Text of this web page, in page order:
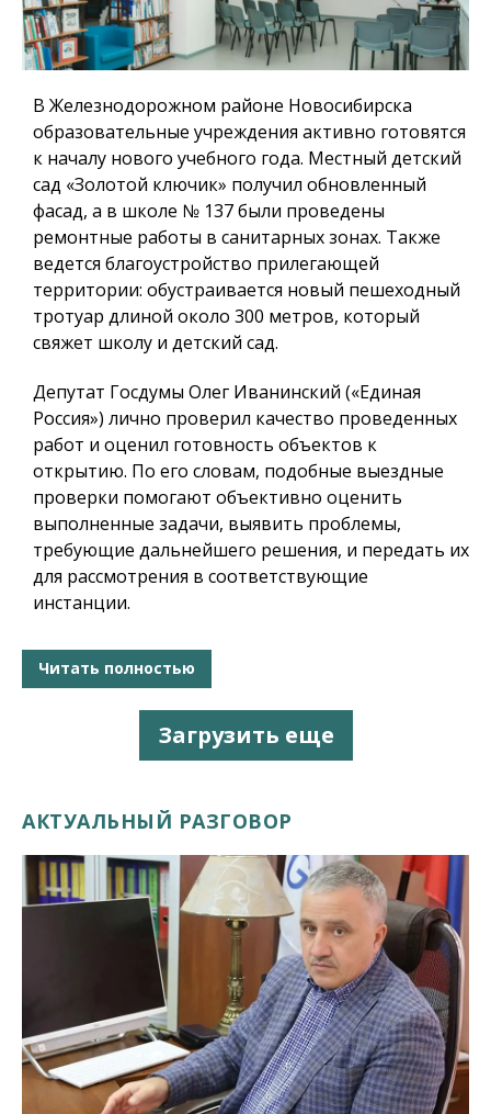
В Железнодорожном районе Новосибирска
образовательные учреждения активно готовятся
к началу нового учебного года. Местный детский
сад «Золотой ключик» получил обновленный
фасад, а в школе № 137 были проведены
ремонтные работы в санитарных зонах. Также
ведется благоустройство прилегающей
территории: обустраивается новый пешеходный
тротуар длиной около 300 метров, который
свяжет школу и детский сад.
Депутат Госдумы Олег Иванинский («Единая
Россия») лично проверил качество проведенных
работ и оценил готовность объектов к
открытию. По его словам, подобные выездные
проверки помогают объективно оценить
выполненные задачи, выявить проблемы,
требующие дальнейшего решения, и передать их
для рассмотрения в соответствующие
инстанции.
Читать полностью
Загрузить еще
АКТУАЛЬНЫЙ РАЗГОВОР